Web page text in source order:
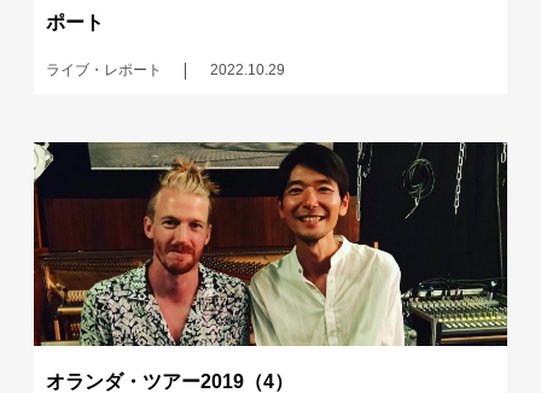
ポート
ライブ・レポート 2022.10.29
オランダ・ツアー2019（4）